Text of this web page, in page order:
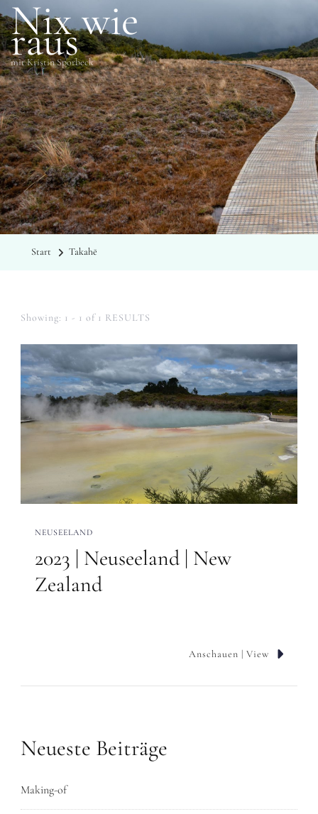
Nix wie
raus
mit Kristin Sporbeck
SCHLAGWÖRTER
Takahē
Start Takahē
Showing: 1 - 1 of 1 RESULTS
NEUSEELAND
2023 | Neuseeland | New
Zealand
Anschauen | View
Neueste Beiträge
Making-of